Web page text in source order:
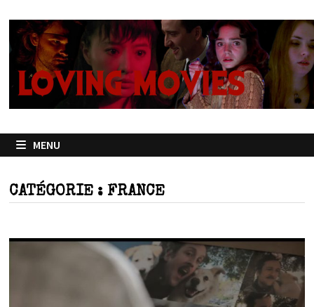
contenu
MENU
CATÉGORIE : FRANCE